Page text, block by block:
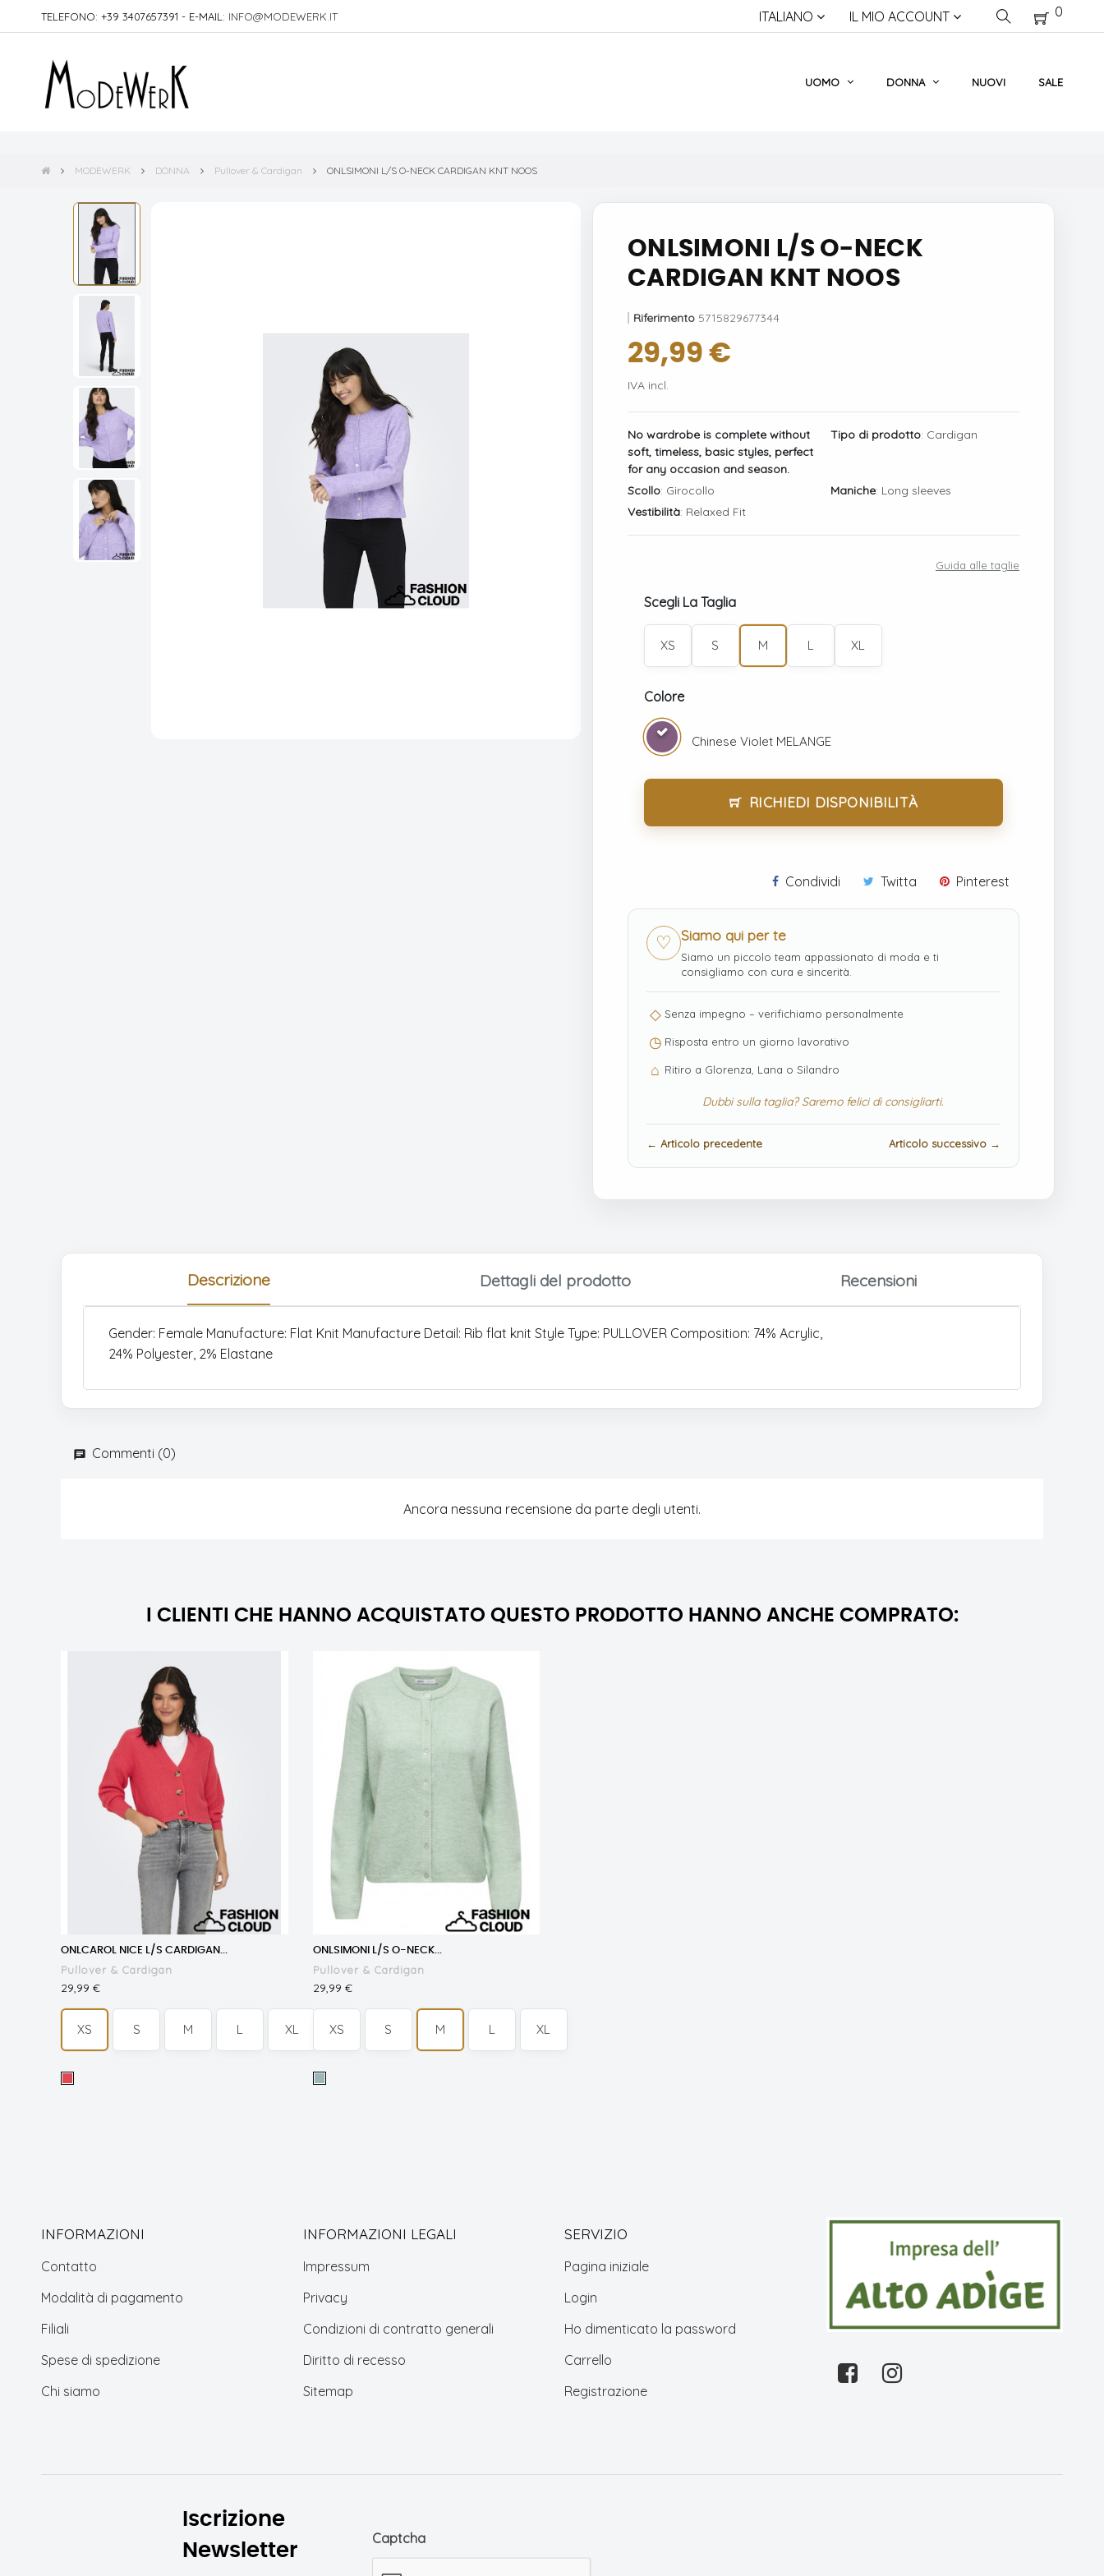
TELEFONO: +39 3407657391 - E-MAIL: INFO@MODEWERK.IT ITALIANO IL MIO ACCOUNT 0
UOMO DONNA NUOVI SALE
MODEWERK DONNA Pullover & Cardigan ONLSIMONI L/S O-NECK CARDIGAN KNT NOOS
ONLSIMONI L/S O-NECK
CARDIGAN KNT NOOS
Riferimento 5715829677344
29,99 €
IVA incl.
No wardrobe is complete without
soft, timeless, basic styles, perfect
for any occasion and season.
Tipo di prodotto: Cardigan
Scollo: Girocollo Maniche: Long sleeves
Vestibilità: Relaxed Fit
Guida alle taglie
Scegli La Taglia
XS S M L XL
Colore
Chinese Violet MELANGE
RICHIEDI DISPONIBILITÀ
Condividi Twitta Pinterest
♡ Siamo qui per te
Siamo un piccolo team appassionato di moda e ti
consigliamo con cura e sincerità.
◇ Senza impegno – verifichiamo personalmente
◷ Risposta entro un giorno lavorativo
⌂ Ritiro a Glorenza, Lana o Silandro
Dubbi sulla taglia? Saremo felici di consigliarti.
← Articolo precedente Articolo successivo →
Descrizione Dettagli del prodotto Recensioni
Gender: Female Manufacture: Flat Knit Manufacture Detail: Rib flat knit Style Type: PULLOVER Composition: 74% Acrylic,
24% Polyester, 2% Elastane
Commenti (0)
Ancora nessuna recensione da parte degli utenti.
I CLIENTI CHE HANNO ACQUISTATO QUESTO PRODOTTO HANNO ANCHE COMPRATO:
ONLCAROL NICE L/S CARDIGAN...
Pullover & Cardigan
Prezzo
29,99 €
XS S M L XL
ONLSIMONI L/S O-NECK...
Pullover & Cardigan
Prezzo
29,99 €
XS S M L XL
INFORMAZIONI
Contatto
Modalità di pagamento
Filiali
Spese di spedizione
Chi siamo
INFORMAZIONI LEGALI
Impressum
Privacy
Condizioni di contratto generali
Diritto di recesso
Sitemap
SERVIZIO
Pagina iniziale
Login
Ho dimenticato la password
Carrello
Registrazione
Iscrizione
Newsletter
Captcha